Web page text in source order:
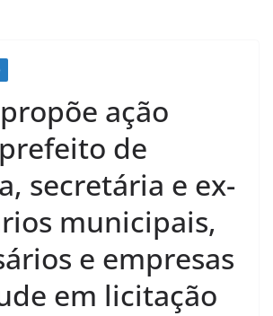
ação
de
secretária e ex-
municipais,
e empresas
em licitação